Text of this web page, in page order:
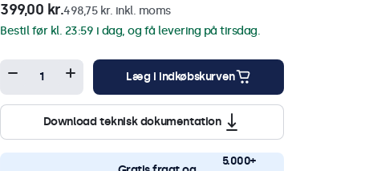
399,00 kr.498,75 kr. inkl. moms
Bestil før kl. 23:59 i dag, og få levering på tirsdag.
Læg i indkøbskurven
Download teknisk dokumentation
5.000+